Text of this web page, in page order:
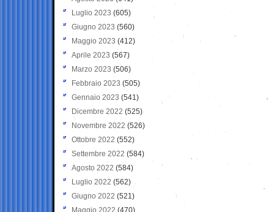
Luglio 2023 (605)
Giugno 2023 (560)
Maggio 2023 (412)
Aprile 2023 (567)
Marzo 2023 (506)
Febbraio 2023 (505)
Gennaio 2023 (541)
Dicembre 2022 (525)
Novembre 2022 (526)
Ottobre 2022 (552)
Settembre 2022 (584)
Agosto 2022 (584)
Luglio 2022 (562)
Giugno 2022 (521)
Maggio 2022 (470)